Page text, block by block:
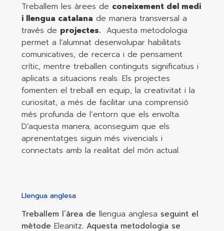
Treballem les àrees de coneixement del medi
i llengua catalana de manera transversal a
través de projectes.Aquesta metodologia
permet a l’alumnat desenvolupar habilitats
comunicatives, de recerca i de pensament
crític, mentre treballen continguts significatius i
aplicats a situacions reals. Els projectes
fomenten el treball en equip, la creativitat i la
curiositat, a més de facilitar una comprensió
més profunda de l’entorn que els envolta.
D’aquesta manera, aconseguim que els
aprenentatges siguin més vivencials i
connectats amb la realitat del món actual.
Llengua anglesa
Treballem l’àrea de llengua anglesa seguint el
mètode Eleanitz. Aquesta metodologia se